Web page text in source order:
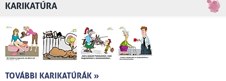
KARIKATÚRA
TOVÁBBI KARIKATÚRÁK »